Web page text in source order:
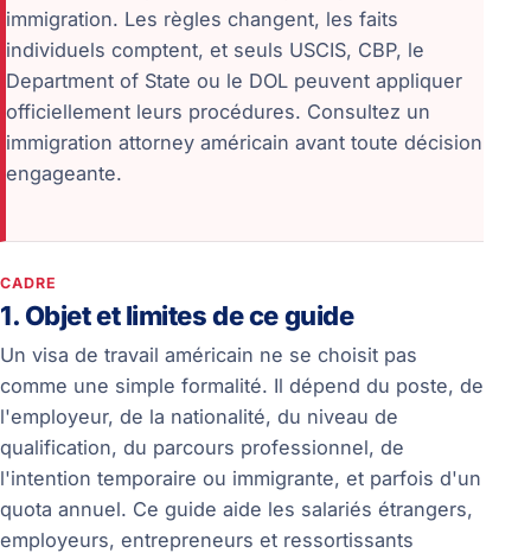
immigration. Les règles changent, les faits
individuels comptent, et seuls USCIS, CBP, le
Department of State ou le DOL peuvent appliquer
officiellement leurs procédures. Consultez un
immigration attorney américain avant toute décision
engageante.
CADRE
1. Objet et limites de ce guide
Un visa de travail américain ne se choisit pas
comme une simple formalité. Il dépend du poste, de
l'employeur, de la nationalité, du niveau de
qualification, du parcours professionnel, de
l'intention temporaire ou immigrante, et parfois d'un
quota annuel. Ce guide aide les salariés étrangers,
employeurs, entrepreneurs et ressortissants